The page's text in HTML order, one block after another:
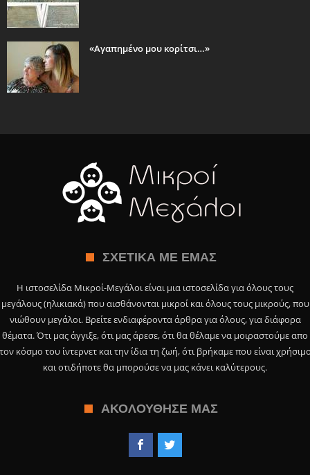
«Αγαπημένο μου κορίτσι…»
ΣΧΕΤΙΚΆ ΜΕ ΕΜΆΣ
Η ιστοσελίδα Μικροί-Μεγάλοι είναι μια ιστοσελίδα για όλους τους
μεγάλους (ηλικιακά) που αισθάνονται μικροί και όλους τους μικρούς, που
νιώθουν μεγάλοι. Βρείτε ενδιαφέροντα άρθρα για όλους, για διάφορα
θέματα. Ότι μας άγγιξε, ότι μας άρεσε, ότι θα θέλαμε να μοιραστούμε απο
κόσμο του ίντερνετ και την ίδια τη ζωή, ότι βρήκαμε που είναι
και οτιδήποτε θα μπορούσε να μας κάνει καλύτερους.
ΑΚΟΛΟΎΘΗΣΕ ΜΑΣ